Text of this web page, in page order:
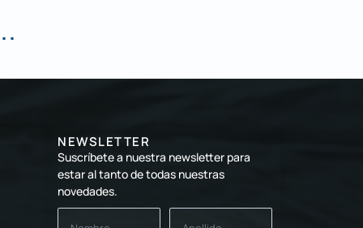
NEWSLETTER
Suscríbete a nuestra newsletter para
estar al tanto de todas nuestras
novedades.